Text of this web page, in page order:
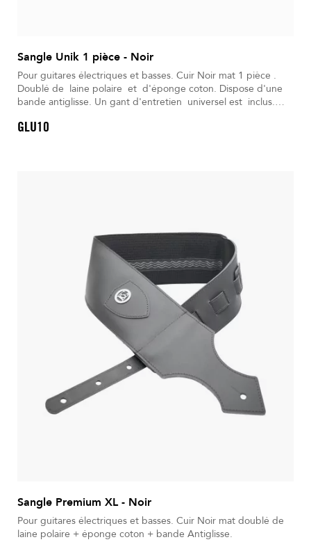
Sangle Unik 1 pièce - Noir
Pour guitares électriques et basses. Cuir Noir mat 1 pièce .
Doublé de laine polaire et d'éponge coton. Dispose d'une
bande antiglisse. Un gant d'entretien universel est inclus.
GLU10
Sangle Premium XL - Noir
Pour guitares électriques et basses. Cuir Noir mat doublé de
laine polaire + éponge coton + bande Antiglisse.